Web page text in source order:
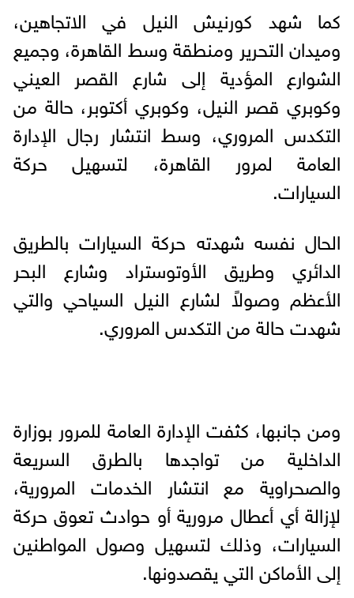
كما شهد كورنيش النيل في الاتجاهين،
وميدان التحرير ومنطقة وسط القاهرة، وجميع
الشوارع المؤدية إلى شارع القصر العيني
وكوبري قصر النيل، وكوبري أكتوبر، حالة من
التكدس المروري، وسط انتشار رجال الإدارة
العامة لمرور القاهرة، لتسهيل حركة
السيارات.
الحال نفسه شهدته حركة السيارات بالطريق
الدائري وطريق الأوتوستراد وشارع البحر
الأعظم وصولاً لشارع النيل السياحي والتي
شهدت حالة من التكدس المروري.
ومن جانبها، كثفت الإدارة العامة للمرور بوزارة
الداخلية من تواجدها بالطرق السريعة
والصحراوية مع انتشار الخدمات المرورية،
لإزالة أي أعطال مرورية أو حوادث تعوق حركة
السيارات، وذلك لتسهيل وصول المواطنين
إلى الأماكن التي يقصدونها.